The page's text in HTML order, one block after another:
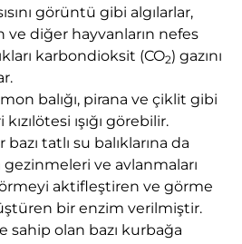
görüntü gibi algılarlar,
ve diğer hayvanların nefes
karbondioksit (CO2) gazını
balığı, pirana ve çiklit gibi
ışığı görebilir.
tatlı su balıklarına da
gezinmeleri ve avlanmaları
aktifleştiren ve görme
bir enzim verilmiştir.
sahip olan bazı kurbağa